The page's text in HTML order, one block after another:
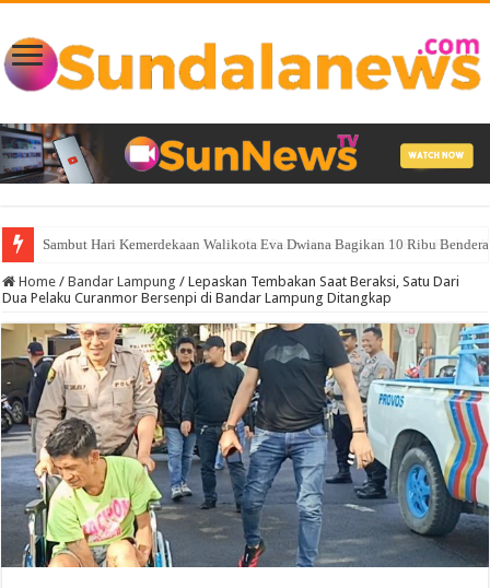
Sambut Hari Kemerdekaan Walikota Eva Dwiana Bagikan 10 Ribu
Home / Bandar Lampung / Lepaskan Tembakan Saat Beraksi, Satu Dari
Dua Pelaku Curanmor Bersenpi di Bandar Lampung Ditangkap